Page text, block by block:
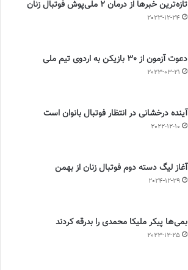
تازه‌ترین خبرها از درمان ۲ ملی‌پوش فوتبال زنان
2023-12-24
دعوت آزمون از 30 بازیکن به اردوی تیم ملی
2023-03-21
آینده درخشانی در انتظار فوتبال بانوان است
2022-12-10
آغاز لیگ دسته دوم فوتبال زنان از بهمن
2024-12-29
بمی‌ها پیکر ملیکا محمدی را بدرقه کردند
2023-12-25